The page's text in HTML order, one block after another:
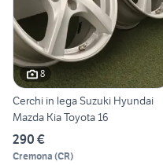
8
Cerchi in lega Suzuki Hyundai
Mazda Kia Toyota 16
290 €
Cremona (CR)